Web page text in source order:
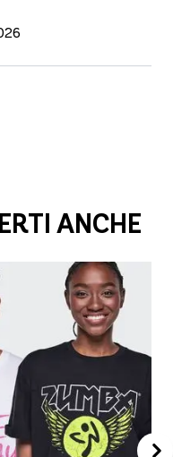
ANCHE